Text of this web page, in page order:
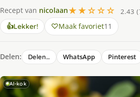
Recept van nicolaan★★☆☆☆
2.43
👍Lekker! Maak favoriet11
Delen: Delen… WhatsApp Pinterest
AI-kok